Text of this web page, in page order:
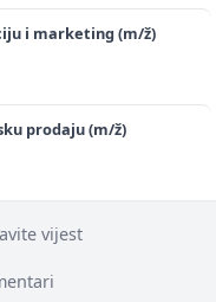
i marketing (m/ž)
prodaju (m/ž)
vijest